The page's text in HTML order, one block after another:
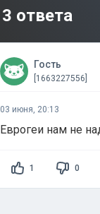
3 ответа
Гость
[1663227556]
03 июня, 20:13
Еврогеи нам не
1 0